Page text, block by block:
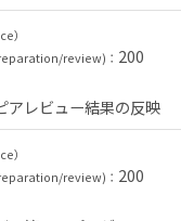
）
review)： 200
アレビュー結果の反映
）
review)： 200